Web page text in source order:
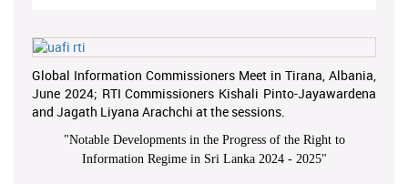
Global Information Commissioners Meet in Tirana, Albania,
June 2024; RTI Commissioners Kishali Pinto-Jayawardena
and Jagath Liyana Arachchi at the sessions.
"Notable Developments in the Progress of the Right to
Information Regime in Sri Lanka 2024 - 2025"